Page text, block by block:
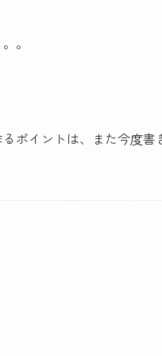
。
ポイントは、また今度